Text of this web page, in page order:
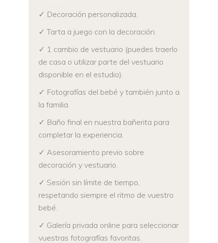
✓ Decoración personalizada.
✓ Tarta a juego con la decoración.
✓ 1 cambio de vestuario (puedes traerlo
de casa o utilizar parte del vestuario
disponible en el estudio).
✓ Fotografías del bebé y también junto a
la familia.
✓ Baño final en nuestra bañerita para
completar la experiencia.
✓ Asesoramiento previo sobre
decoración y vestuario.
✓ Sesión sin límite de tiempo,
respetando siempre el ritmo de vuestro
bebé.
✓ Galería privada online para seleccionar
vuestras fotografías favoritas.